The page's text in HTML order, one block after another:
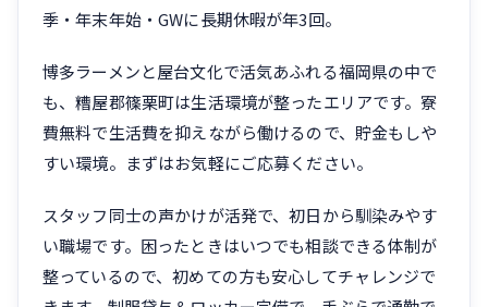
季・年末年始・GWに長期休暇が年3回。
博多ラーメンと屋台文化で活気あふれる福岡県の中で
も、糟屋郡篠栗町は生活環境が整ったエリアです。寮
費無料で生活費を抑えながら働けるので、貯金もしや
すい環境。まずはお気軽にご応募ください。
スタッフ同士の声かけが活発で、初日から馴染みやす
い職場です。困ったときはいつでも相談できる体制が
整っているので、初めての方も安心してチャレンジで